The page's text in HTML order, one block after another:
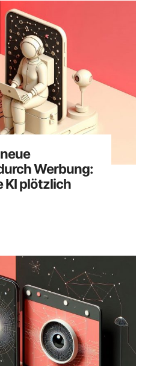
Werbung:
KI plötzlich